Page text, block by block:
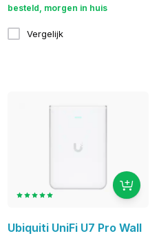
besteld, morgen in huis
Vergelijk
Ubiquiti UniFi U7 Pro Wall